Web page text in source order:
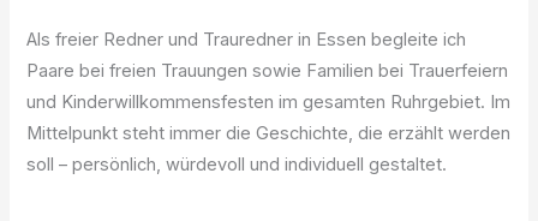
Als freier Redner und Trauredner in Essen begleite ich
Paare bei freien Trauungen sowie Familien bei Trauerfeiern
und Kinderwillkommensfesten im gesamten Ruhrgebiet. Im
Mittelpunkt steht immer die Geschichte, die erzählt werden
soll – persönlich, würdevoll und individuell gestaltet.